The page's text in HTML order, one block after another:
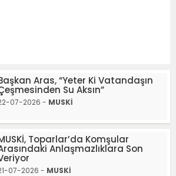
Aras, “Yeter Ki Vatandaşın
Su Aksın”
07-2026 - MUSKİ
Toparlar’da Komşular
Anlaşmazlıklara Son
07-2026 - MUSKİ